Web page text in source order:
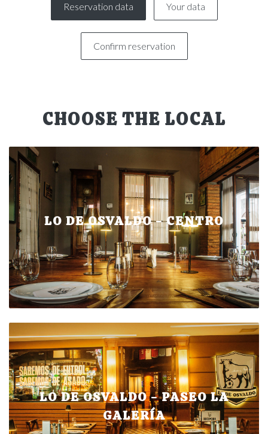
Reservation data Your data
Confirm reservation
CHOOSE THE LOCAL
LO DE OSVALDO - CENTRO
LO DE OSVALDO - PASEO LA
GALERÍA